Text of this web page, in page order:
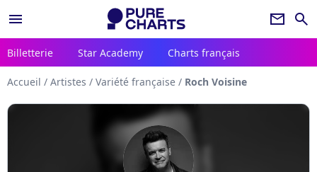
menu newsletter search
Billetterie Star Academy Charts français
Accueil / Artistes / Variété française / Roch Voisine